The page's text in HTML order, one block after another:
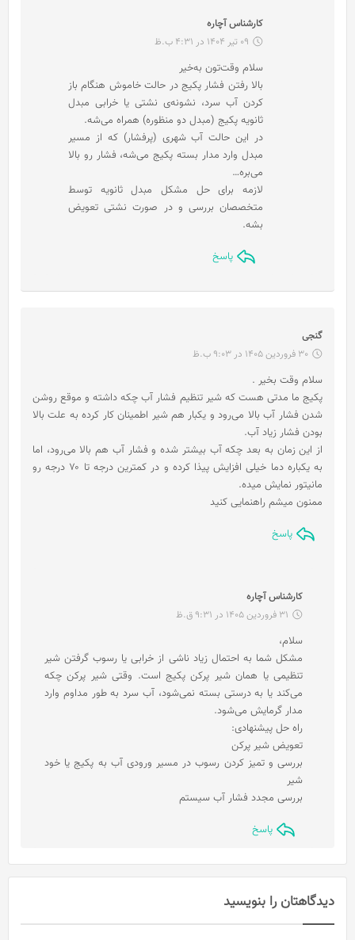
کارشناس آچاره
ف
09 تیر 1404 در 4:31 ب.ظ
سلام وقت‌تون به‌خیر
بالا رفتن فشار پکیج در حالت خاموش هنگام باز
کردن آب سرد، نشونه‌ی نشتی یا خرابی مبدل
ثانویه پکیج (مبدل دو منظوره) همراه می‌شه.
در این حالت آب شهری (پرفشار) که از مسیر
مبدل وارد مدار بسته پکیج می‌شه، فشار رو بالا
می‌بره…
لازمه برای حل مشکل مبدل ثانویه توسط
متخصصان بررسی و در صورت نشتی تعویض
بشه.
پاسخ
گنجی
ف
ت
30 فروردین 1405 در 9:03 ب.ظ
سلام وقت بخیر .
پکیج ما مدتی هست که شیر تنظیم فشار آب چکه داشته و موقع روشن
شدن فشار آب بالا می‌رود و یکبار هم شیر اطمینان کار کرده به علت بالا
بودن فشار زیاد آب.
از این زمان به بعد چکه آب بیشتر شده و فشار آب هم بالا می‌رود، اما
به یکباره دما خیلی افزایش پیذا کرده و در کمترین درجه تا ۷۰ درجه رو
مانیتور نمایش میده.
ممنون میشم راهنمایی کنید
پاسخ
کارشناس آچاره
ف
31 فروردین 1405 در 9:31 ق.ظ
سلام،
مشکل شما به احتمال زیاد ناشی از خرابی یا رسوب گرفتن شیر
تنظیمی یا همان شیر پرکن پکیج است. وقتی شیر پرکن چکه
می‌کند یا به درستی بسته نمی‌شود، آب سرد به طور مداوم وارد
مدار گرمایش می‌شود.
راه حل پیشنهادی:
تعویض شیر پرکن
بررسی و تمیز کردن رسوب در مسیر ورودی آب به پکیج یا خود
شیر
بررسی مجدد فشار آب سیستم
پاسخ
دیدگاهتان را بنویسید